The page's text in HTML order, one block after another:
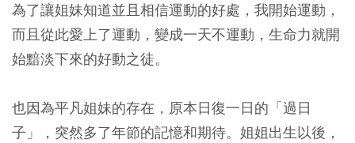
為了讓姐妹知道並且相信運動的好處，我開始運動，
而且從此愛上了運動，變成一天不運動，生命力就開
始黯淡下來的好動之徒。
也因為平凡姐妹的存在，原本日復一日的「過日
子」，突然多了年節的記憶和期待。姐姐出生以後，